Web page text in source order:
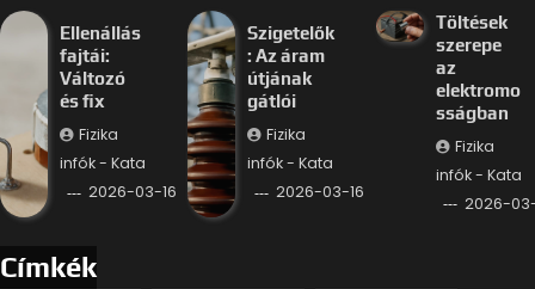
Ellenállás
fajtái:
Változó
és fix
Fizika
infók - Kata
2026-03-16
Szigetelők
: Az áram
útjának
gátlói
Fizika
infók - Kata
2026-03-16
Töltések
szerepe
az
elektromo
sságban
Fizika
infók - Kata
2026-
Címkék